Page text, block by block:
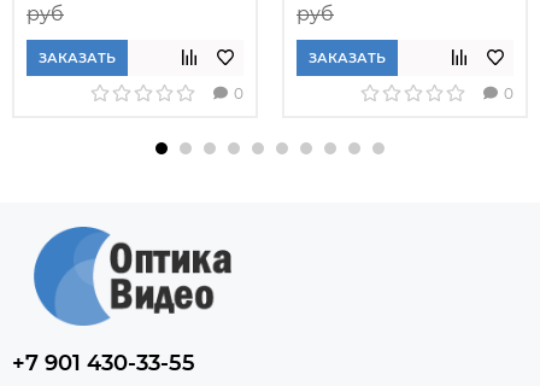
руб
ЗАКАЗАТЬ
0
руб
ЗАКАЗАТЬ
0
+7 901 430-33-55